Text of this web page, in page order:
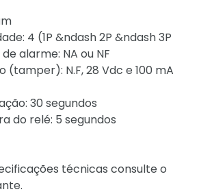
4 (1P &ndash 2P &ndash 3P
alarme: NA ou NF
(tamper): N.F, 28 Vdc e 100 mA
30 segundos
do relé: 5 segundos
técnicas consulte o